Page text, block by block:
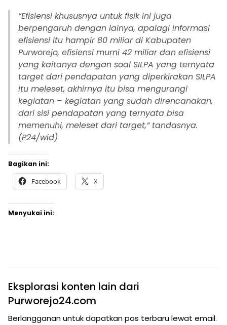
“Efisiensi khususnya untuk fisik ini juga
berpengaruh dengan lainya, apalagi informasi
efisiensi itu hampir 80 miliar di Kabupaten
Purworejo, efisiensi murni 42 miliar dan efisiensi
yang kaitanya dengan soal SILPA yang ternyata
target dari pendapatan yang diperkirakan SILPA
itu meleset, akhirnya itu bisa mengurangi
kegiatan – kegiatan yang sudah direncanakan,
dari sisi pendapatan yang ternyata bisa
memenuhi, meleset dari target,” tandasnya.
(P24/wid)
Bagikan ini:
Facebook X
Menyukai ini:
Eksplorasi konten lain dari
Purworejo24.com
Berlangganan untuk dapatkan pos terbaru lewat email.